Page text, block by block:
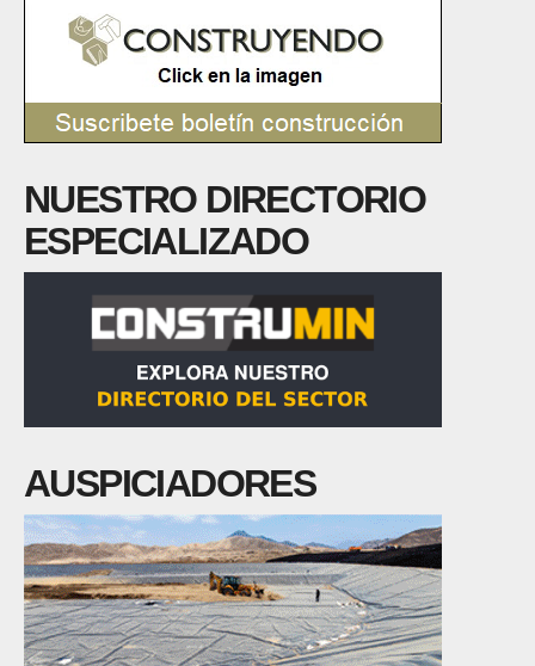
NUESTRO DIRECTORIO
ESPECIALIZADO
AUSPICIADORES